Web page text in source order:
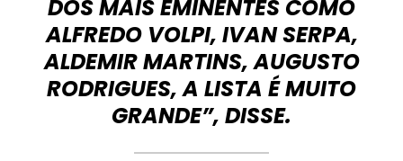
DOS MAIS EMINENTES COMO
ALFREDO VOLPI, IVAN SERPA,
ALDEMIR MARTINS, AUGUSTO
RODRIGUES, A LISTA É MUITO
GRANDE”, DISSE.